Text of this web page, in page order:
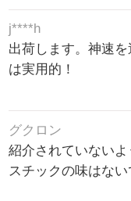
j****h
出荷します。神速
は実用的！
グクロン
紹介されていない
スチックの味はない